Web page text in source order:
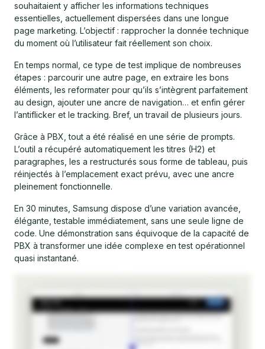
souhaitaient y afficher les informations techniques
essentielles, actuellement dispersées dans une longue
page marketing. L’objectif : rapprocher la donnée technique
du moment où l’utilisateur fait réellement son choix.
En temps normal, ce type de test implique de nombreuses
étapes : parcourir une autre page, en extraire les bons
éléments, les reformater pour qu’ils s’intègrent parfaitement
au design, ajouter une ancre de navigation… et enfin gérer
l’antiflicker et le tracking. Bref, un travail de plusieurs jours.
Grâce à PBX, tout a été réalisé en une série de prompts.
L’outil a récupéré automatiquement les titres (H2) et
paragraphes, les a restructurés sous forme de tableau, puis
réinjectés à l’emplacement exact prévu, avec une ancre
pleinement fonctionnelle.
En 30 minutes, Samsung dispose d’une variation avancée,
élégante, testable immédiatement, sans une seule ligne de
code. Une démonstration sans équivoque de la capacité de
PBX à transformer une idée complexe en test opérationnel
quasi instantané.